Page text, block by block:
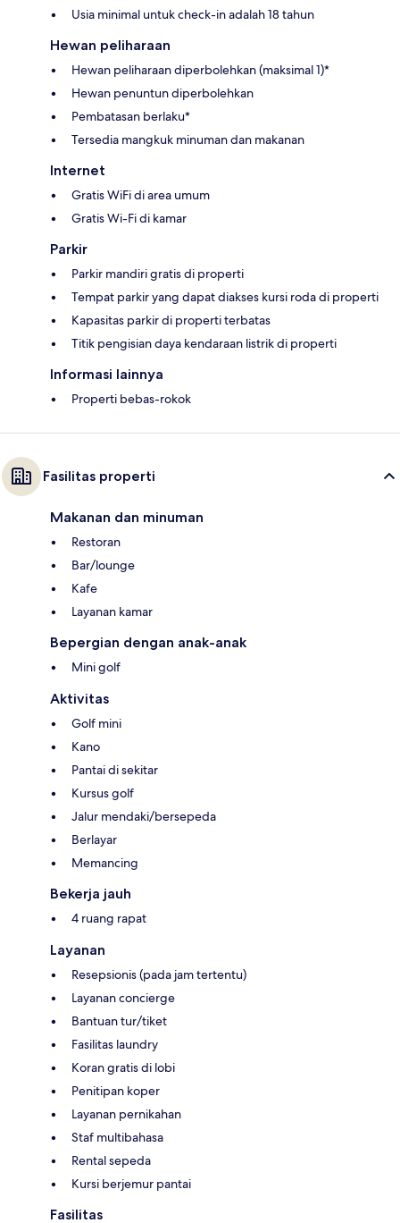
Usia minimal untuk check-in adalah 18 tahun
Hewan peliharaan
Hewan peliharaan diperbolehkan (maksimal 1)*
Hewan penuntun diperbolehkan
Pembatasan berlaku*
Tersedia mangkuk minuman dan makanan
Internet
Gratis WiFi di area umum
Gratis Wi-Fi di kamar
Parkir
Parkir mandiri gratis di properti
Tempat parkir yang dapat diakses kursi roda di properti
Kapasitas parkir di properti terbatas
Titik pengisian daya kendaraan listrik di properti
Informasi lainnya
Properti bebas-rokok
Fasilitas properti
Makanan dan minuman
Restoran
Bar/lounge
Kafe
Layanan kamar
Bepergian dengan anak-anak
Mini golf
Aktivitas
Golf mini
Kano
Pantai di sekitar
Kursus golf
Jalur mendaki/bersepeda
Berlayar
Memancing
Bekerja jauh
4 ruang rapat
Layanan
Resepsionis (pada jam tertentu)
Layanan concierge
Bantuan tur/tiket
Fasilitas laundry
Koran gratis di lobi
Penitipan koper
Layanan pernikahan
Staf multibahasa
Rental sepeda
Kursi berjemur pantai
Fasilitas